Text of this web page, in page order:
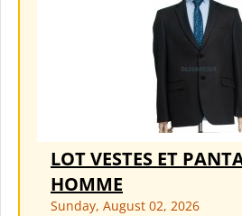
LOT VESTES ET
HOMME
Sunday, August 02, 2026